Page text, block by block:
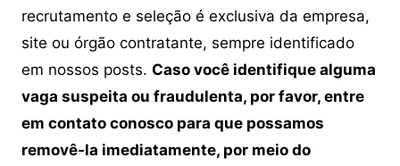
recrutamento e seleção é exclusiva da empresa,
site ou órgão contratante, sempre identificado
em nossos posts. Caso você identifique alguma
vaga suspeita ou fraudulenta, por favor, entre
em contato conosco para que possamos
removê-la imediatamente, por meio do